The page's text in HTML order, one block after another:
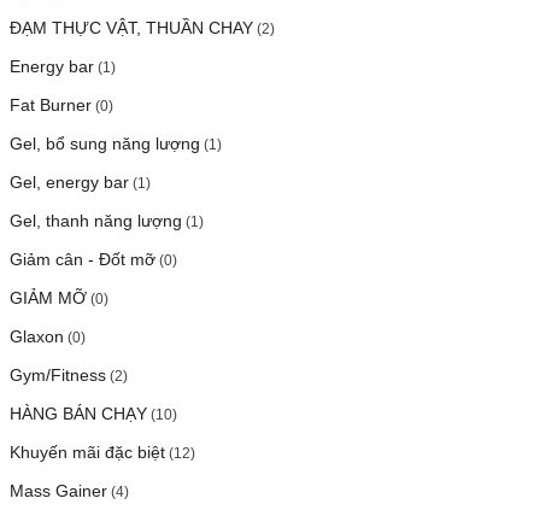
ĐẠM THỰC VẬT, THUẦN CHAY (2)
Energy bar (1)
Fat Burner (0)
Gel, bổ sung năng lượng (1)
Gel, energy bar (1)
Gel, thanh năng lượng (1)
Giảm cân - Đốt mỡ (0)
GIẢM MỠ (0)
Glaxon (0)
Gym/Fitness (2)
HÀNG BÁN CHẠY (10)
Khuyến mãi đặc biệt (12)
Mass Gainer (4)